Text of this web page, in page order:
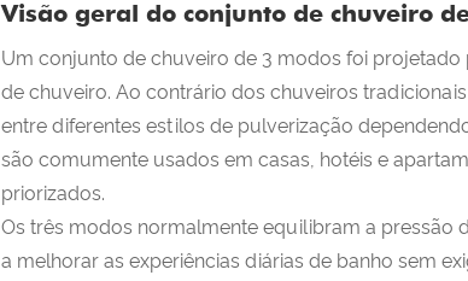
Visão geral do conjunto de chuveiro
Um conjunto de chuveiro de 3 modos foi
de chuveiro. Ao contrário dos chuveiros
entre diferentes estilos de pulverização
são comumente usados ​​em casas, hotéis e
priorizados.
Os três modos normalmente equilibram a pressão
a melhorar as experiências diárias de banho sem